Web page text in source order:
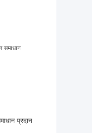
समाधान
प्रदान